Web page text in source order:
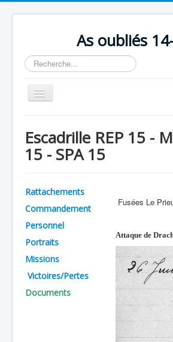
As oubliés
Rechercher
Basculer
la
Chronologie
Escadrilles
Avions
Personnels
Formation
Doctrines
Escadrille REP 15 -
15 - SPA 15
Rattachements
Commandement
Personnel
Portraits
Missions
Victoires/Pertes
Documents
Fusées Le
Attaque de